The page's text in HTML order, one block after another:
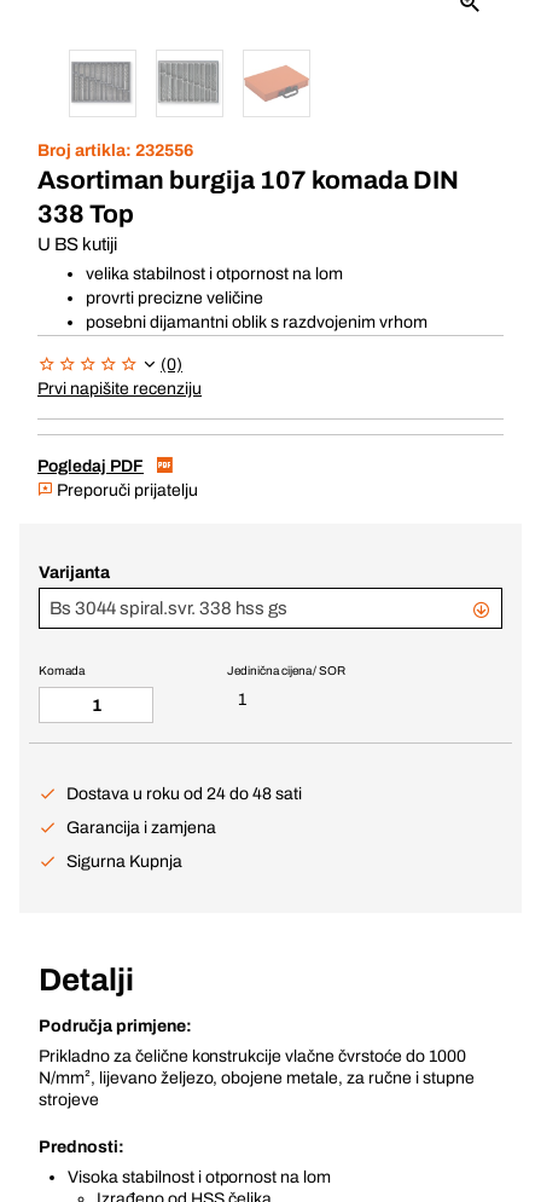
Broj artikla: 232556
Asortiman burgija 107 komada DIN
338 Top
U BS kutiji
velika stabilnost i otpornost na lom
provrti precizne veličine
posebni dijamantni oblik s razdvojenim vrhom
(0)
Prvi napišite recenziju
Pogledaj PDF
Preporuči prijatelju
Varijanta
Bs 3044 spiral.svr. 338 hss gs
Jedinična cijena / SOR
1
Komada
Dostava u roku od 24 do 48 sati
Garancija i zamjena
Sigurna Kupnja
Detalji
Područja primjene:
Prikladno za čelične konstrukcije vlačne čvrstoće do 1000
N/mm², lijevano željezo, obojene metale, za ručne i stupne
strojeve
Prednosti:
Visoka stabilnost i otpornost na lom